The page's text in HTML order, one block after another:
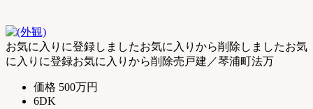
お気に入りに登録しましたお気に入りから削除しましたお気
に入りに登録お気に入りから削除売戸建／琴浦町法万
価格 500万円
6DK